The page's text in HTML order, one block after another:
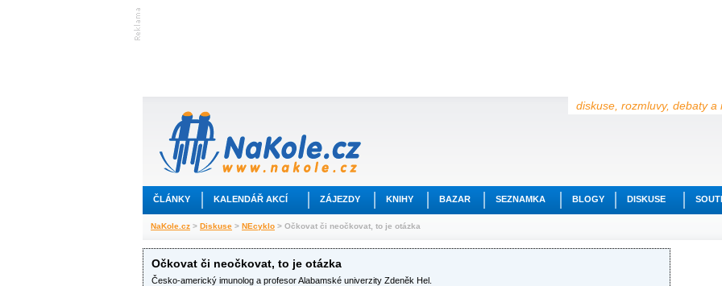
diskuse, rozmluvy, debaty a
ČLÁNKY KALENDÁŘ AKCÍ ZÁJEZDY KNIHY BAZAR SEZNAMKA BLOGY DISKUSE
NaKole.cz > Diskuse > NEcyklo > Očkovat či neočkovat, to je otázka
Očkovat či neočkovat, to je otázka
Česko-americký imunolog a profesor Alabamské univerzity Zdeněk Hel.